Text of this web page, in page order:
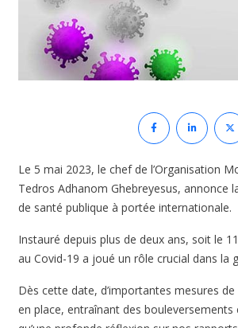
Le 5 mai 2023, le chef de l’Organisation
Tedros Adhanom Ghebreyesus, annonce
de santé publique à portée internationale.
Instauré depuis plus de deux ans, soit le
au Covid-19 a joué un rôle crucial dans la
Dès cette date, d’importantes mesures
en place, entraînant des